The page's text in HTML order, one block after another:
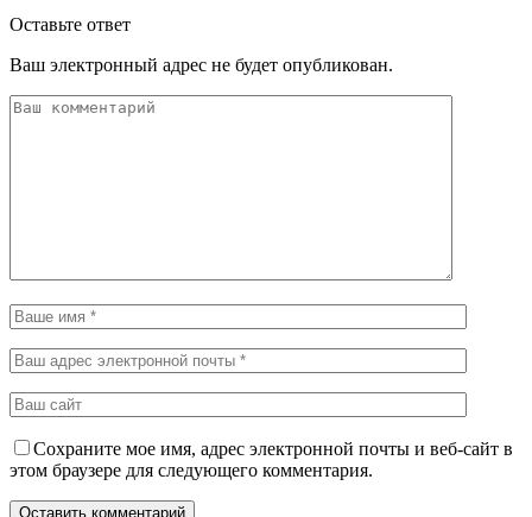
Оставьте ответ
Ваш электронный адрес не будет опубликован.
Сохраните мое имя, адрес электронной почты и веб-сайт в
этом браузере для следующего комментария.